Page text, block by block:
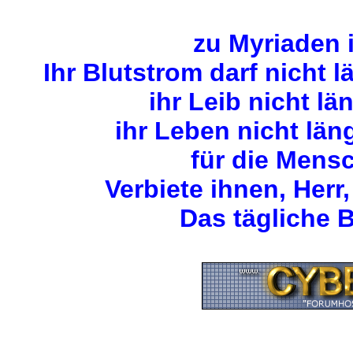
zu Myriaden
Ihr Blutstrom darf nicht
ihr Leib nicht
ihr Leben nicht
für die
Verbiete ihnen,
Das tägliche